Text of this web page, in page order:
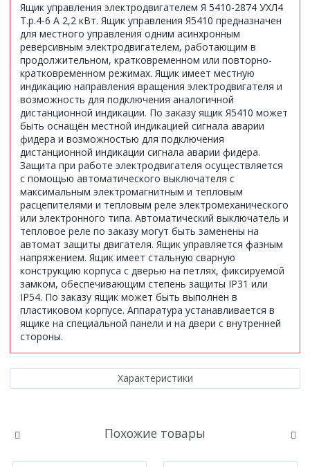
Ящик управления электродвигателем Я 5410-2874 УХЛ4
Т.р.4-6 А 2,2 кВт. Ящик управления Я5410 предназначен
для местного управления одним асинхронным
реверсивным электродвигателем, работающим в
продолжительном, кратковременном или повторно-
кратковременном режимах. Ящик имеет местную
индикацию направления вращения электродвигателя и
возможность для подключения аналогичной
дистанционной индикации. По заказу ящик Я5410 может
быть оснащён местной индикацией сигнала аварии
фидера и возможностью для подключения
дистанционной индикации сигнала аварии фидера.
Защита при работе электродвигателя осуществляется
с помощью автоматического выключателя с
максимальным электромагнитным и тепловым
расцепителями и тепловым реле электромеханического
или электронного типа. Автоматический выключатель и
тепловое реле по заказу могут быть заменены на
автомат защиты двигателя. Ящик управляется фазным
напряжением. Ящик имеет стальную сварную
конструкцию корпуса с дверью на петлях, фиксируемой
замком, обеспечивающим степень защиты IР31 или
IP54. По заказу ящик может быть выполнен в
пластиковом корпусе. Аппаратура устанавливается в
ящике на специальной панели и на двери с внутренней
стороны.
Характеристики
Похожие товары